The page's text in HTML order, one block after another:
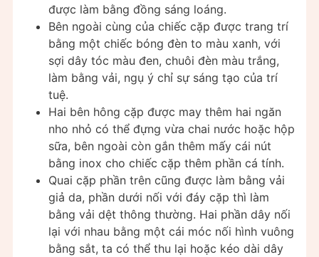
được làm bằng đồng sáng loáng.
Bên ngoài cùng của chiếc cặp được trang trí
bằng một chiếc bóng đèn to màu xanh, với
sợi dây tóc màu đen, chuôi đèn màu trắng,
làm bằng vải, ngụ ý chỉ sự sáng tạo của trí
tuệ.
Hai bên hông cặp được may thêm hai ngăn
nho nhỏ có thể đựng vừa chai nước hoặc hộp
sữa, bên ngoài còn gắn thêm mấy cái nút
bằng inox cho chiếc cặp thêm phần cá tính.
Quai cặp phần trên cũng được làm bằng vải
giả da, phần dưới nối với đáy cặp thì làm
bằng vải dệt thông thường. Hai phần dây nối
lại với nhau bằng một cái móc nối hình vuông
bằng sắt, ta có thể thu lại hoặc kéo dài dây